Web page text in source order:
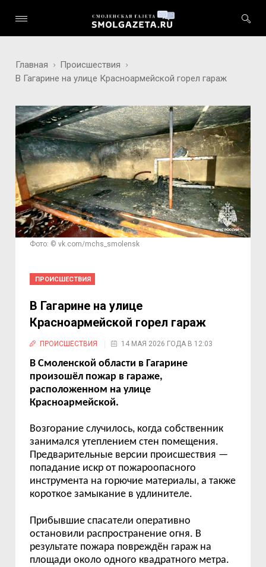
Главная
Происшествия
В Гагарине на улице Красноармейской горел гараж
Фото: © vk.com/mchs_smolensk
ПРОИСШЕСТВИЯ
В Гагарине на улице
Красноармейской горел гараж
ПРОИСШЕСТВИЯ 14 МАЯ 2026 ГОДА В 12:03
В Смоленской области в Гагарине
произошёл пожар в гараже,
расположенном на улице
Красноармейской.
Возгорание случилось, когда собственник
занимался утеплением стен помещения.
Предварительные версии происшествия —
попадание искр от пожароопасного
инструмента на горючие материалы, а также
короткое замыкание в удлинителе.
Прибывшие спасатели оперативно
остановили распространение огня. В
результате пожара повреждён гараж на
площади около одного квадратного метра.